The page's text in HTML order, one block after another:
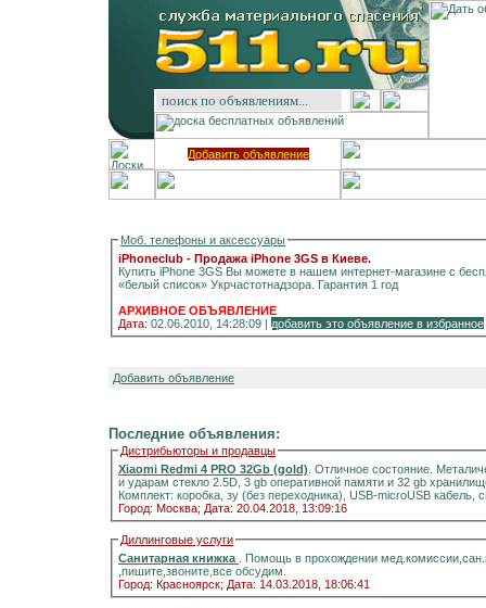
Добавить объявление
Моб. телефоны и аксессуары
iPhoneclub - Продажа iPhone 3GS в Киеве.
Купить iPhone 3GS Вы можете в нашем интернет-магазине с
«белый список» Укрчастотнадзора. Гарантия 1 год
АРХИВНОЕ ОБЪЯВЛЕНИЕ
Дата: 02.06.2010, 14:28:09 | добавить это объявление в избранное
Добавить объявление
Последние объявления:
Дистрибьюторы и продавцы
Xiaomi Redmi 4 PRO 32Gb (gold) . Отличное состояние.
и ударам стекло 2.5D, 3 gb оперативной памяти и 32 gb
Комплект: коробка, зу (без переходника), USB-microUSB
Город: Москва; Дата: 20.04.2018, 13:09:16
Диллинговые услуги
Санитарная книжка
. Помощь в прохождении
,пишите,звоните,все обсудим.
Город: Красноярск; Дата: 14.03.2018, 18:06:41